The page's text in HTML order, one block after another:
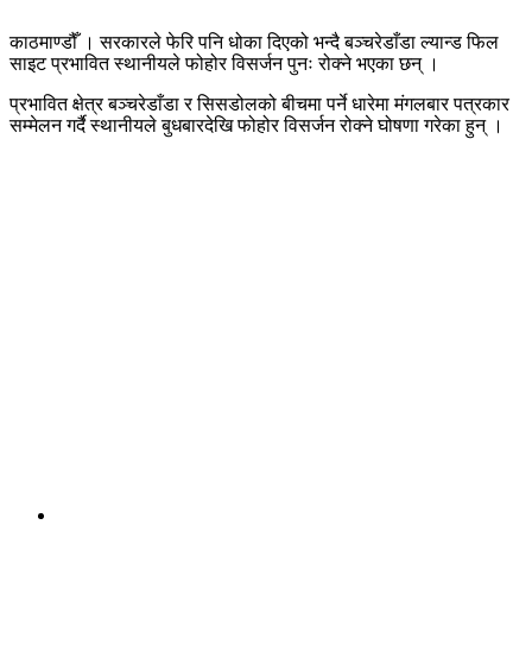
काठमाण्डौँ । सरकारले फेरि पनि धोका दिएको भन्दै बञ्चरेडाँडा ल्यान्ड फिल
साइट प्रभावित स्थानीयले फोहोर विसर्जन पुनः रोक्ने भएका छन् ।
प्रभावित क्षेत्र बञ्चरेडाँडा र सिसडोलको बीचमा पर्ने धारेमा मंगलबार पत्रकार
सम्मेलन गर्दै स्थानीयले बुधबारदेखि फोहोर विसर्जन रोक्ने घोषणा गरेका हुन् ।